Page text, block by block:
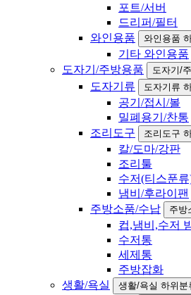
포트/서버
드리퍼/필터
와인용품
와인용품
기타 와인용품
도자기/주방용품
도자기/
도자기류 도자기류
공기/접시/볼
밀폐용기/찬통
조리도구
조리도구
칼/도마/강판
조리툴
수저(티스푼
냄비/후라이팬
주방소품/수납
주방
컵,냄비,수저
수저통
세제통
주방잡화
생활/욕실
생활/욕실 하위분